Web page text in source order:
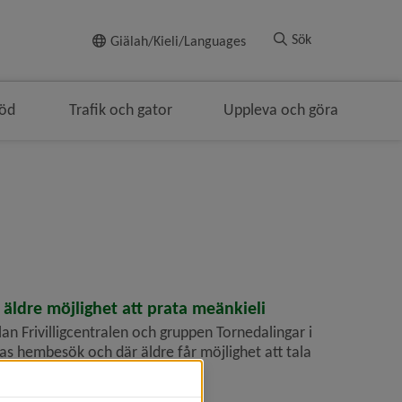
Giälah/Kieli/Languages Sök
Trafik och gator Uppleva och göra
äldre möjlighet att prata meänkieli
Frivilligcentralen och gruppen Tornedalingar i
hembesök och där äldre får möjlighet att tala